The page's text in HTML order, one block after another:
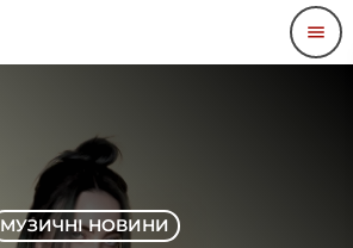
menu
МУЗИЧНІ НОВИНИ